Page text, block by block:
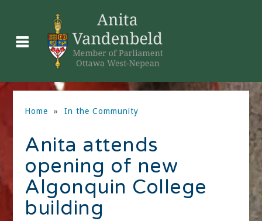
Home » In the Community
Anita attends
opening of new
Algonquin College
building